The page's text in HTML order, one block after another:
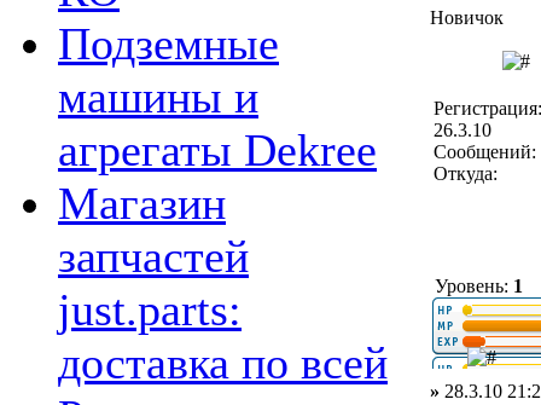
Подземные
машины и
агрегаты Dekree
Магазин
запчастей
just.parts:
доставка по всей
Новичок
Регистрация:
26.3.10
Сообщений:
Откуда:
Уровень: 1
» 28.3.10